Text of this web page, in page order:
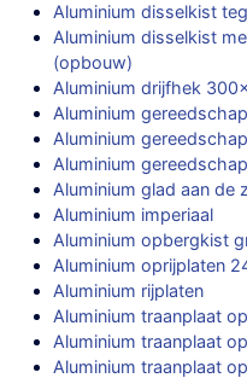
Aluminium disselkist
Aluminium disselkist
(opbouw)
Aluminium drijfhek
Aluminium
Aluminium
Aluminium
Aluminium glad aan
Aluminium imperiaal
Aluminium opbergkist
Aluminium oprijplaten
Aluminium rijplaten
Aluminium traanplaat
Aluminium traanplaat
Aluminium traanplaat